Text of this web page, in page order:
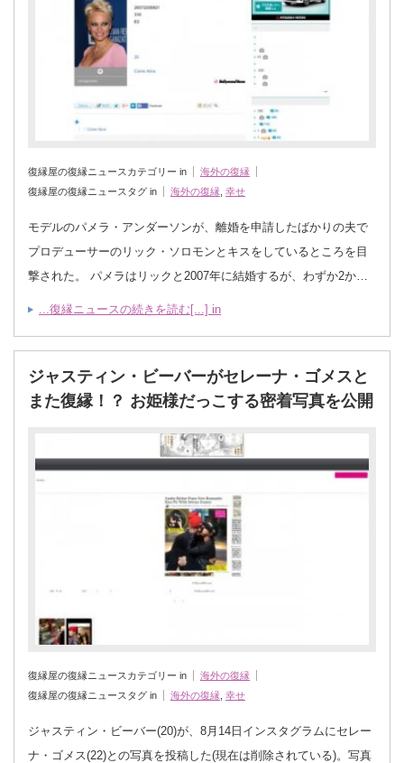
復縁屋の復縁ニュースカテゴリー in
海外の復縁
復縁屋の復縁ニュースタグ in
海外の復縁 幸せ
モデルのパメラ・アンダーソンが、離婚を申請したばかりの夫で
プロデューサーのリック・ソロモンとキスをしているところを目
撃された。 パメラはリックと2007年に結婚するが、わずか2か…
...復縁ニュースの続きを読む[...] in
ジャスティン・ビーバーがセレーナ・ゴメスと
また復縁！？ お姫様だっこする密着写真を公開
復縁屋の復縁ニュースカテゴリー in
海外の復縁
復縁屋の復縁ニュースタグ in
海外の復縁 幸せ
ジャスティン・ビーバー(20)が、8月14日インスタグラムにセレー
ナ・ゴメス(22)との写真を投稿した(現在は削除されている)。写真